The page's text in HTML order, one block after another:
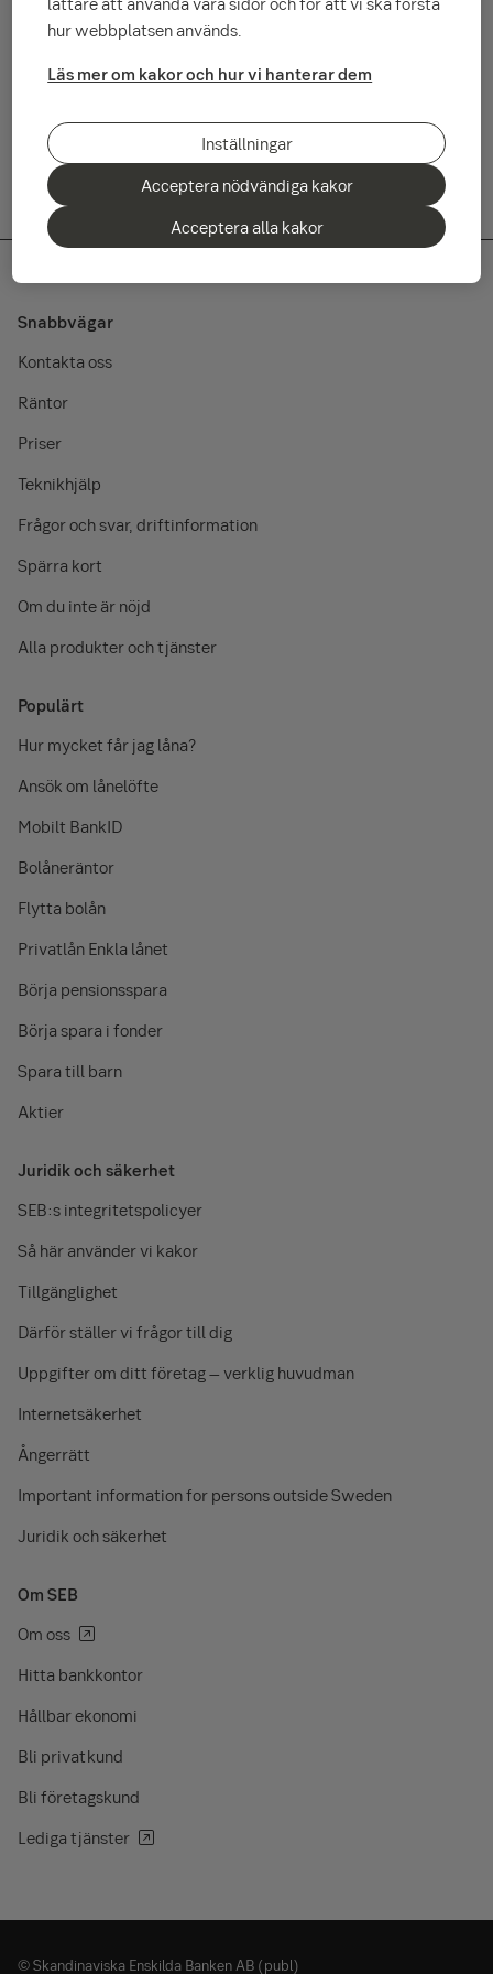
Historisk avkastning är ingen garanti för framtida avkastning.
och falla i värde och det är inte säkert att du får tillbaka
prospekt finns på www.seb.se/fonder.
Snabbvägar
Kontakta oss
Räntor
Priser
Teknikhjälp
Frågor och svar, driftinformation
Spärra kort
Om du inte är nöjd
Alla produkter och tjänster
Populärt
Hur mycket får jag låna?
Ansök om lånelöfte
Mobilt BankID
Bolåneräntor
Flytta bolån
Privatlån Enkla lånet
Börja pensionsspara
Börja spara i fonder
Spara till barn
Aktier
Juridik och säkerhet
SEB:s integritetspolicyer
Så här använder vi kakor
Tillgänglighet
Därför ställer vi frågor till dig
Uppgifter om ditt företag – verklig huvudman
Internetsäkerhet
Ångerrätt
Important information for persons outside Sweden
Juridik och säkerhet
Om SEB
Om oss
Hitta bankkontor
Hållbar ekonomi
Bli privatkund
Bli företagskund
Lediga tjänster
© Skandinaviska Enskilda Banken AB (publ)
hur webbplatsen används.
Läs mer om kakor och hur vi hanterar dem
Inställningar
Acceptera nödvändiga kakor
Acceptera alla kakor